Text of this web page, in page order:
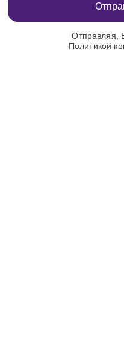
Отправляя,
Политикой